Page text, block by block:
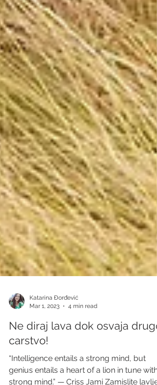
Mar 1, 2023
4 min read
Ne diraj lava dok osvaja drugo
carstvo!
“Intelligence entails a strong mind, but